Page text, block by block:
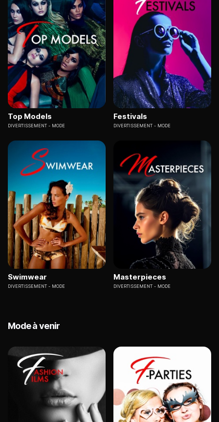
Top Models
DIVERTISSEMENT MODE
Festivals
DIVERTISSEMENT MODE
Swimwear
DIVERTISSEMENT MODE
Masterpieces
DIVERTISSEMENT MODE
Mode à venir